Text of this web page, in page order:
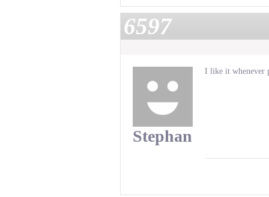
6597
Stephan
I like it whenever